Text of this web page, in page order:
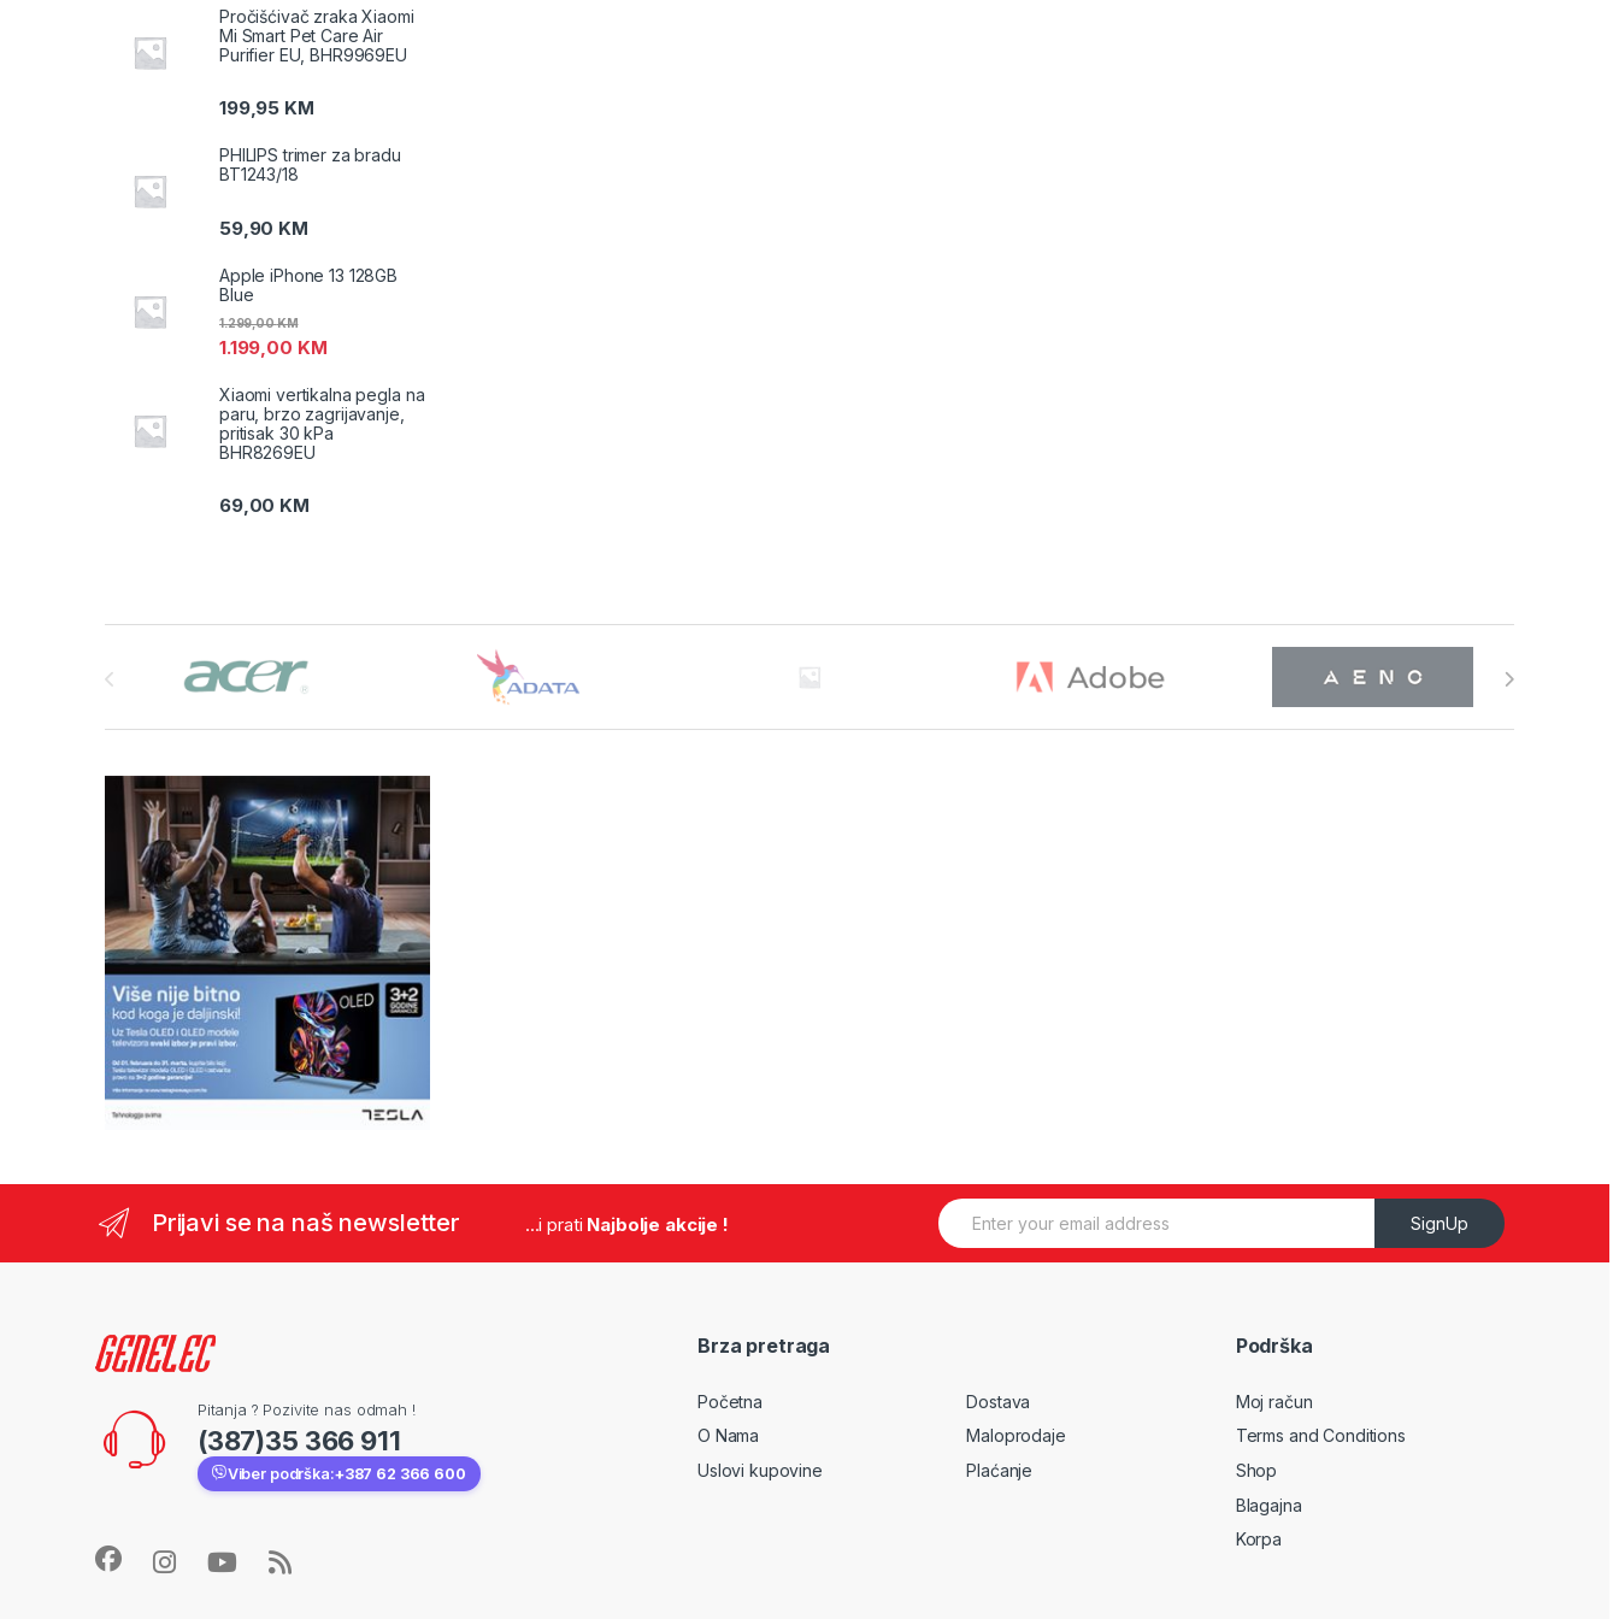
Pročišćivač zraka Xiaomi
Mi Smart Pet Care Air
Purifier EU, BHR9969EU
199,95 KM
PHILIPS trimer za bradu
BT1243/18
59,90 KM
Apple iPhone 13 128GB
Blue
1.199,00 KM
1.299,00KM
Xiaomi vertikalna pegla na
paru, brzo zagrijavanje,
pritisak 30 kPa
BHR8269EU
69,00 KM
Prijavi se na naš newsletter ...i prati Najbolje akcije !
E
m
SignUp
Pitanja ? Pozivite nas odmah !
(387)35 366 911
Viber podrška:+387 62 366 600
Brza pretraga
Početna
O Nama
Uslovi kupovine
Dostava
Maloprodaje
Plaćanje
Podrška
Moj račun
Terms and Conditions
Shop
Blagajna
Korpa